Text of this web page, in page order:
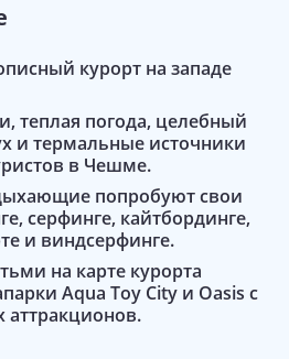
курорт на западе
теплая погода, целебный
и термальные источники
в Чешме.
попробуют свои
серфинге, кайтбординге,
и виндсерфинге.
на карте курорта
Aqua Toy City и Oasis с
аттракционов.